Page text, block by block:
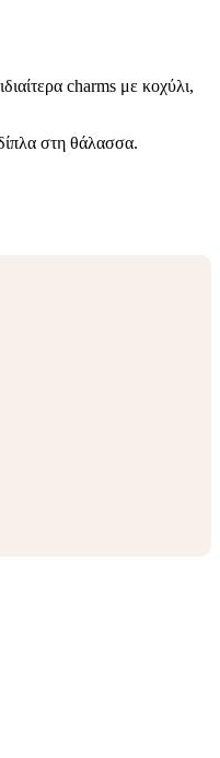
charms με κοχύλι,
στη θάλασσα.